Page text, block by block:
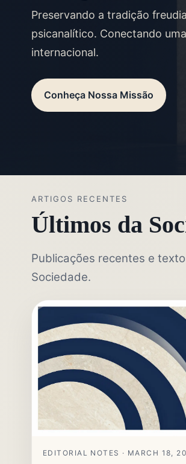
Preservando a tradição
psicanalítico. Conectando
internacional.
Conheça Nossa Missão
ARTIGOS RECENTES
Últimos da
Publicações recentes e
Sociedade.
EDITORIAL NOTES · MARCH 18,